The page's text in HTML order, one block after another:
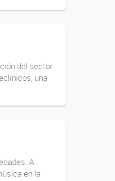
del sector
una
A
en la